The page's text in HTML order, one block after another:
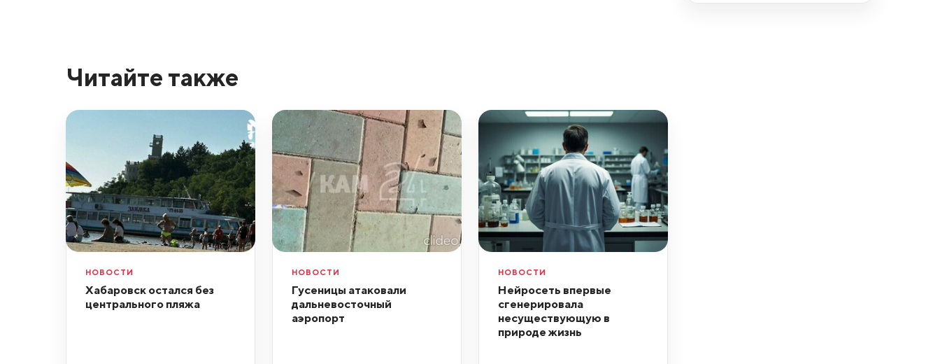
Читайте также
НОВОСТИ
Хабаровск остался без
центрального пляжа
НОВОСТИ
Гусеницы атаковали
дальневосточный
аэропорт
НОВОСТИ
Нейросеть впервые
сгенерировала
несуществующую в
природе жизнь